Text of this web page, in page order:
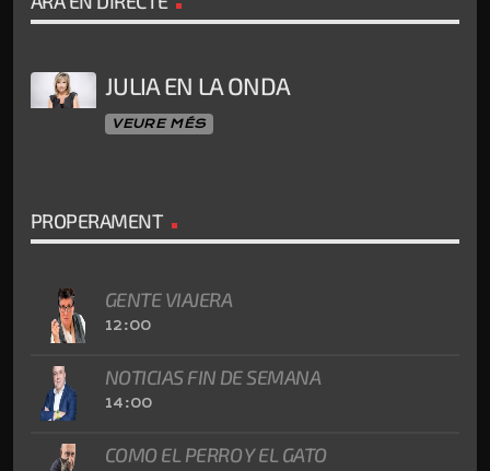
JULIA EN LA ONDA
VEURE MÉS
PROPERAMENT
GENTE VIAJERA
12:00
NOTICIAS FIN DE SEMANA
14:00
COMO EL PERRO Y EL GATO